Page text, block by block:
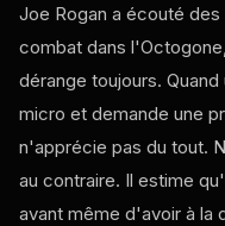
Joe Rogan a écouté
combat dans
dérange toujours.
micro et demande une
n'apprécie pas du tout.
au contraire. Il estime
avant même d'avoir à la